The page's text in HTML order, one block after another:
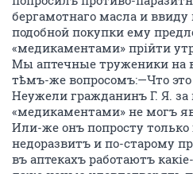
бергамотнаго масла и
подобной покупки ему
«медикаментами» прійти
Мы аптечные труженики на
тѣмъ-же вопросомъ:—Что
Неужели гражданинъ Г. Я.
«медикаментами» не могъ
Или-же онъ попросту
недоразвитъ и по-старому
въ аптекахъ работаютъ